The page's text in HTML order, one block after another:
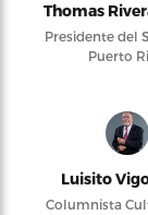
Thomas
Presidente del
Puerto
Luisito
Columnista